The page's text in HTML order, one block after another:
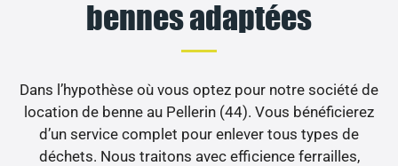
bennes adaptées
Dans l’hypothèse où vous optez pour notre société de
location de benne au Pellerin (44). Vous bénéficierez
d’un service complet pour enlever tous types de
déchets. Nous traitons avec efficience ferrailles,